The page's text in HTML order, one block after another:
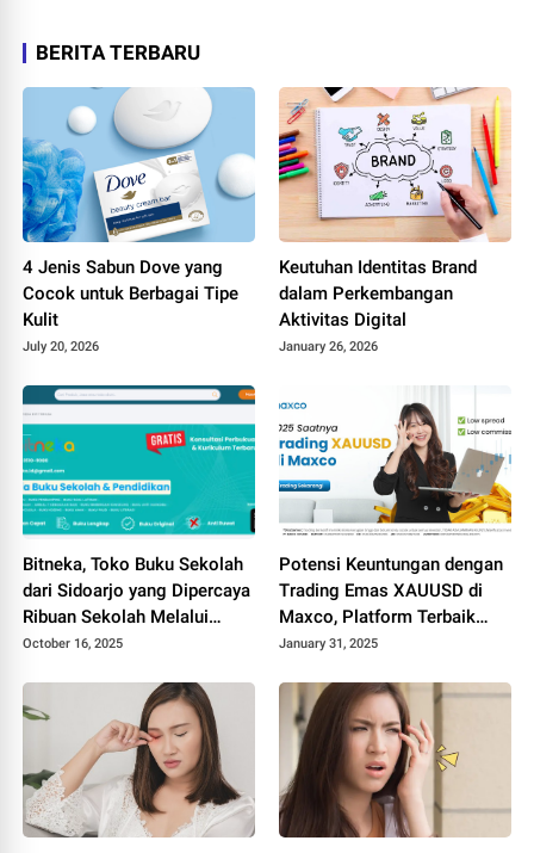
BERITA TERBARU
4 Jenis Sabun Dove yang
Cocok untuk Berbagai Tipe
Kulit
July 20, 2026
Keutuhan Identitas Brand
dalam Perkembangan
Aktivitas Digital
January 26, 2026
Bitneka, Toko Buku Sekolah
dari Sidoarjo yang Dipercaya
Ribuan Sekolah Melalui
SIPLah dan Shopee
October 16, 2025
Potensi Keuntungan dengan
Trading Emas XAUUSD di
Maxco, Platform Terbaik
untuk Pemula
January 31, 2025